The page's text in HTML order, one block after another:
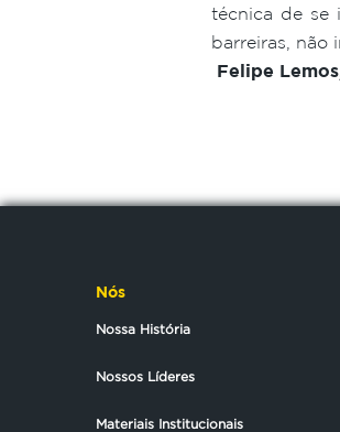
técnica de se
barreiras, não
Felipe
Nós
Nossa História
Nossos Líderes
Materiais Institucionais